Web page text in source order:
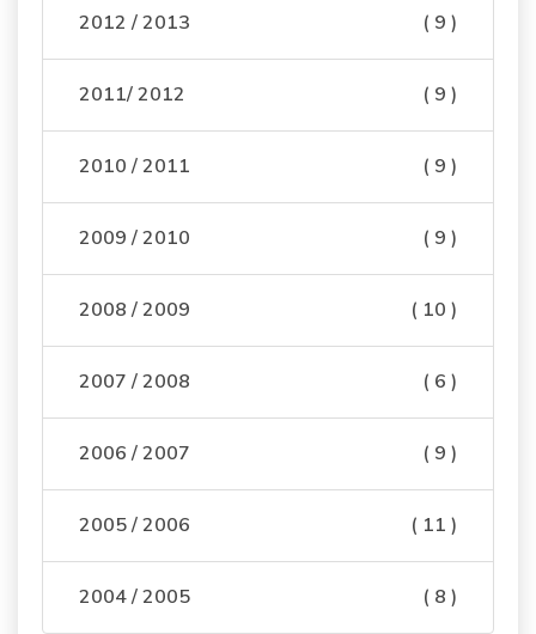
2012 / 2013 ( 9 )
2011/ 2012 ( 9 )
2010 / 2011 ( 9 )
2009 / 2010 ( 9 )
2008 / 2009 ( 10 )
2007 / 2008 ( 6 )
2006 / 2007 ( 9 )
2005 / 2006 ( 11 )
2004 / 2005 ( 8 )